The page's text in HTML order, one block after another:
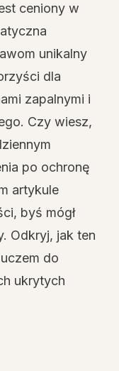
ceniony w
unikalny
dla
zapalnymi i
Czy wiesz,
po ochronę
artykule
byś mógł
Odkryj, jak ten
do
ukrytych